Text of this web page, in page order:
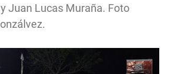
Juan Lucas Muraña. Foto